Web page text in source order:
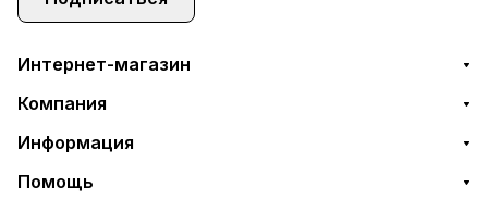
Интернет-магазин
Компания
Информация
Помощь